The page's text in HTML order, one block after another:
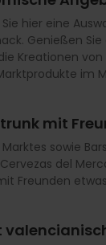
hier eine
Genießen Sie
Kreationen
im
mit
sowie
del
Freunden